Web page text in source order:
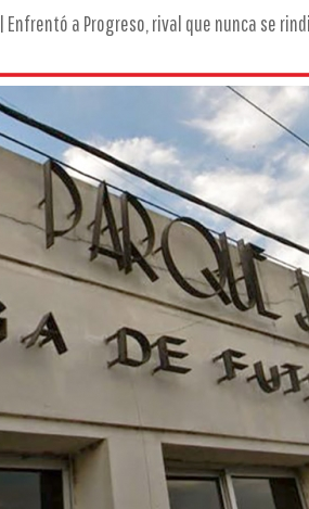
| Enfrentó a Progreso, rival que nunca se